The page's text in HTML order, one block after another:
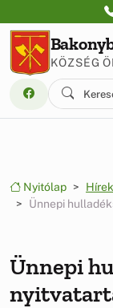
Ugrás a
Ugrás a
KÖZSÉG
Nyitólap Hírek
Ünnepi
Ünnepi